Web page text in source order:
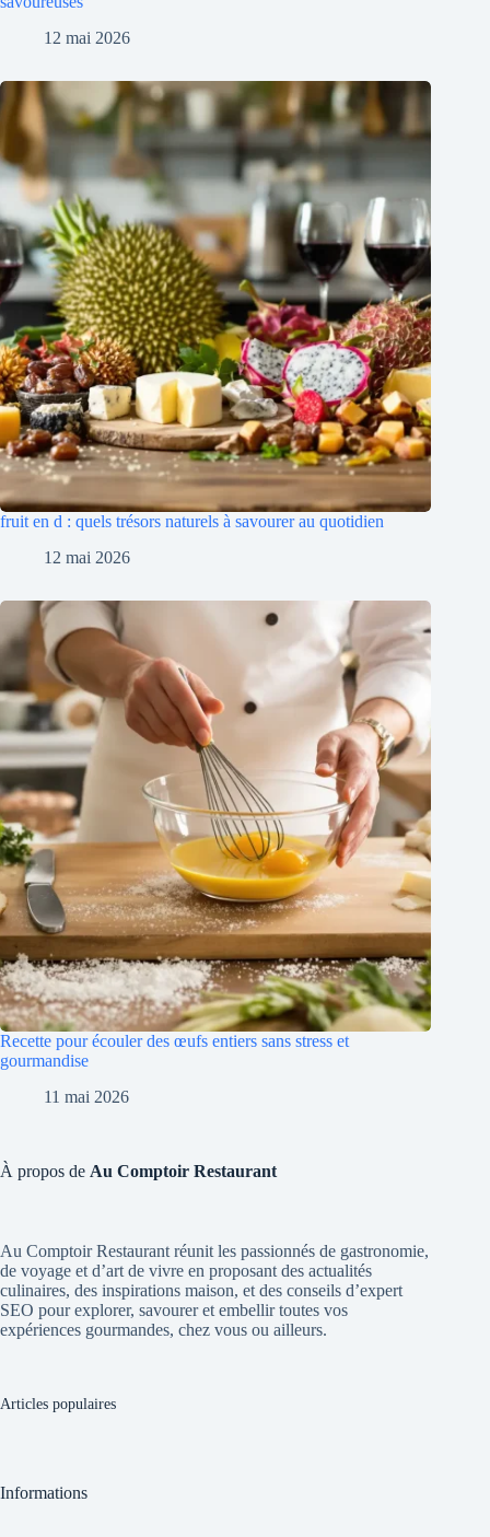
12 mai 2026
fruit en d : quels trésors naturels à savourer au quotidien
12 mai 2026
Recette pour écouler des œufs entiers sans stress et
gourmandise
11 mai 2026
À propos de Au Comptoir Restaurant
Au Comptoir Restaurant réunit les passionnés de gastronomie,
de voyage et d’art de vivre en proposant des actualités
culinaires, des inspirations maison, et des conseils d’expert
SEO pour explorer, savourer et embellir toutes vos
expériences gourmandes, chez vous ou ailleurs.
Articles populaires
Informations